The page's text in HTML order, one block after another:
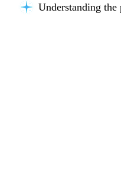
Understanding the